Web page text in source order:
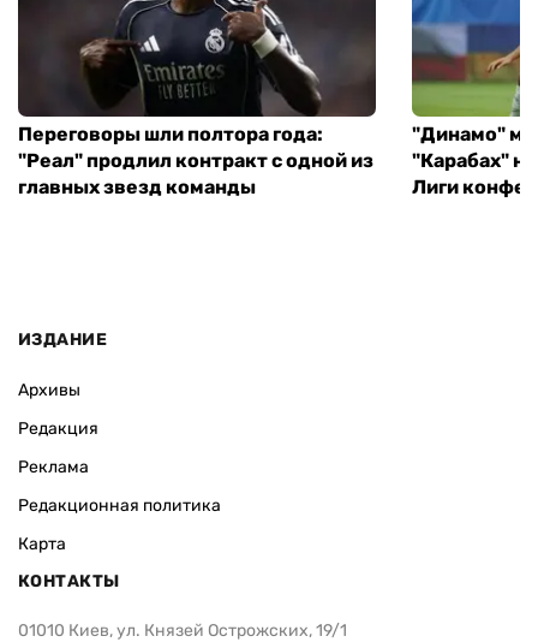
Переговоры шли полтора года:
"Реал" продлил контракт с одной из
главных звезд команды
"Динамо"
"Карабах"
Лиги
ИЗДАНИЕ
Архивы
Редакция
Реклама
Редакционная политика
Карта
КОНТАКТЫ
01010 Киев, ул. Князей Острожских, 19/1